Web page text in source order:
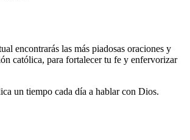
encontrarás las más piadosas oraciones y
católica, para fortalecer tu fe y enfervorizar
un tiempo cada día a hablar con Dios.